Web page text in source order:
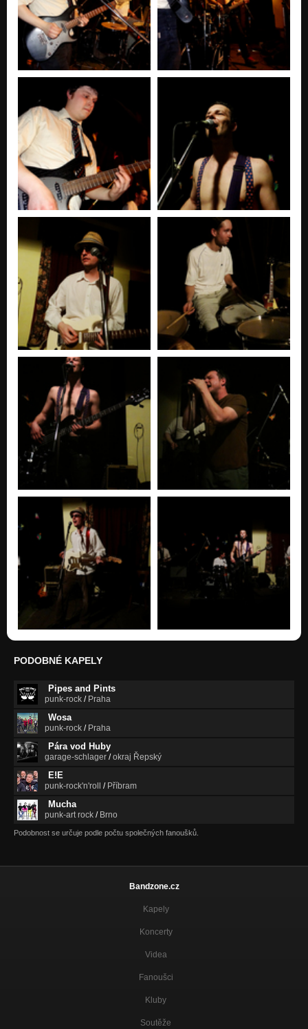
Live in Streetculture: Army of the funk
Nezařazeno
PODOBNÉ KAPELY
Pipes and Pints
punk-rock / Praha
Wosa
punk-rock / Praha
Pára vod Huby
garage-schlager /okraj Řepský
E!E
punk-rock'n'roll / Příbram
Mucha
punk-art rock / Brno
Podobnost se určuje podle počtu společných fanoušků.
Bandzone.cz
Kapely
Koncerty
Videa
Fanoušci
Kluby
Soutěže